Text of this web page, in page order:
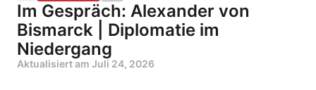
Im Gespräch: Alexander von
Bismarck | Diplomatie im
Niedergang
Aktualisiert am Juli 24, 2026